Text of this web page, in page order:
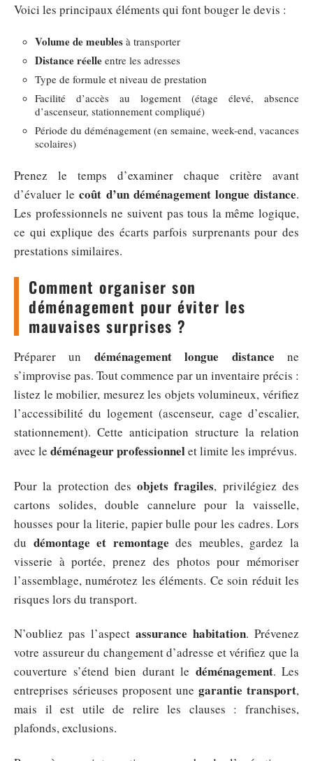
Voici les principaux éléments qui font bouger le devis :
Volume de meubles à transporter
Distance réelle entre les adresses
Type de formule et niveau de prestation
Facilité d’accès au logement (étage élevé, absence
d’ascenseur, stationnement compliqué)
Période du déménagement (en semaine, week-end, vacances
scolaires)
Prenez le temps d’examiner chaque critère avant
d’évaluer lecoût d’un déménagement longue distance.
Les professionnels ne suivent pas tous la même logique,
ce qui explique des écarts parfois surprenants pour des
prestations similaires.
Comment organiser son
déménagement pour éviter les
mauvaises surprises ?
Préparer un déménagement longue distance ne
s’improvise pas. Tout commence par un inventaire précis :
listez le mobilier, mesurez les objets volumineux, vérifiez
l’accessibilité du logement (ascenseur, cage d’escalier,
stationnement). Cette anticipation structure la relation
avec le déménageur professionnelet limite les imprévus.
Pour la protection desobjets fragiles, privilégiez des
cartons solides, double cannelure pour la vaisselle,
housses pour la literie, papier bulle pour les cadres. Lors
du démontage et remontage des meubles, gardez la
visserie à portée, prenez des photos pour mémoriser
l’assemblage, numérotez les éléments. Ce soin réduit les
risques lors du transport.
N’oubliez pas l’aspect assurance habitation. Prévenez
votre assureur du changement d’adresse et vérifiez que la
couverture s’étend bien durant le déménagement. Les
entreprises sérieuses proposent une garantie transport,
mais il est utile de relire les clauses : franchises,
plafonds, exclusions.